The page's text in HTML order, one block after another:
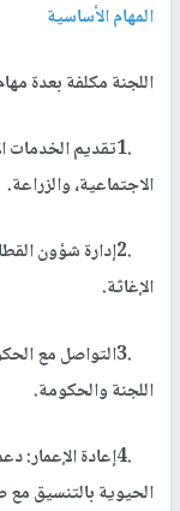
المهام الأساسية
اللجنة مكلفة بعدة
1.تقديم الخدمات
الاجتماعية، والزراعة.
2.إدارة شؤون
الإغاثة.
3.التواصل مع
اللجنة والحكومة.
4.إعادة الإعمار:
الحيوية بالتنسيق